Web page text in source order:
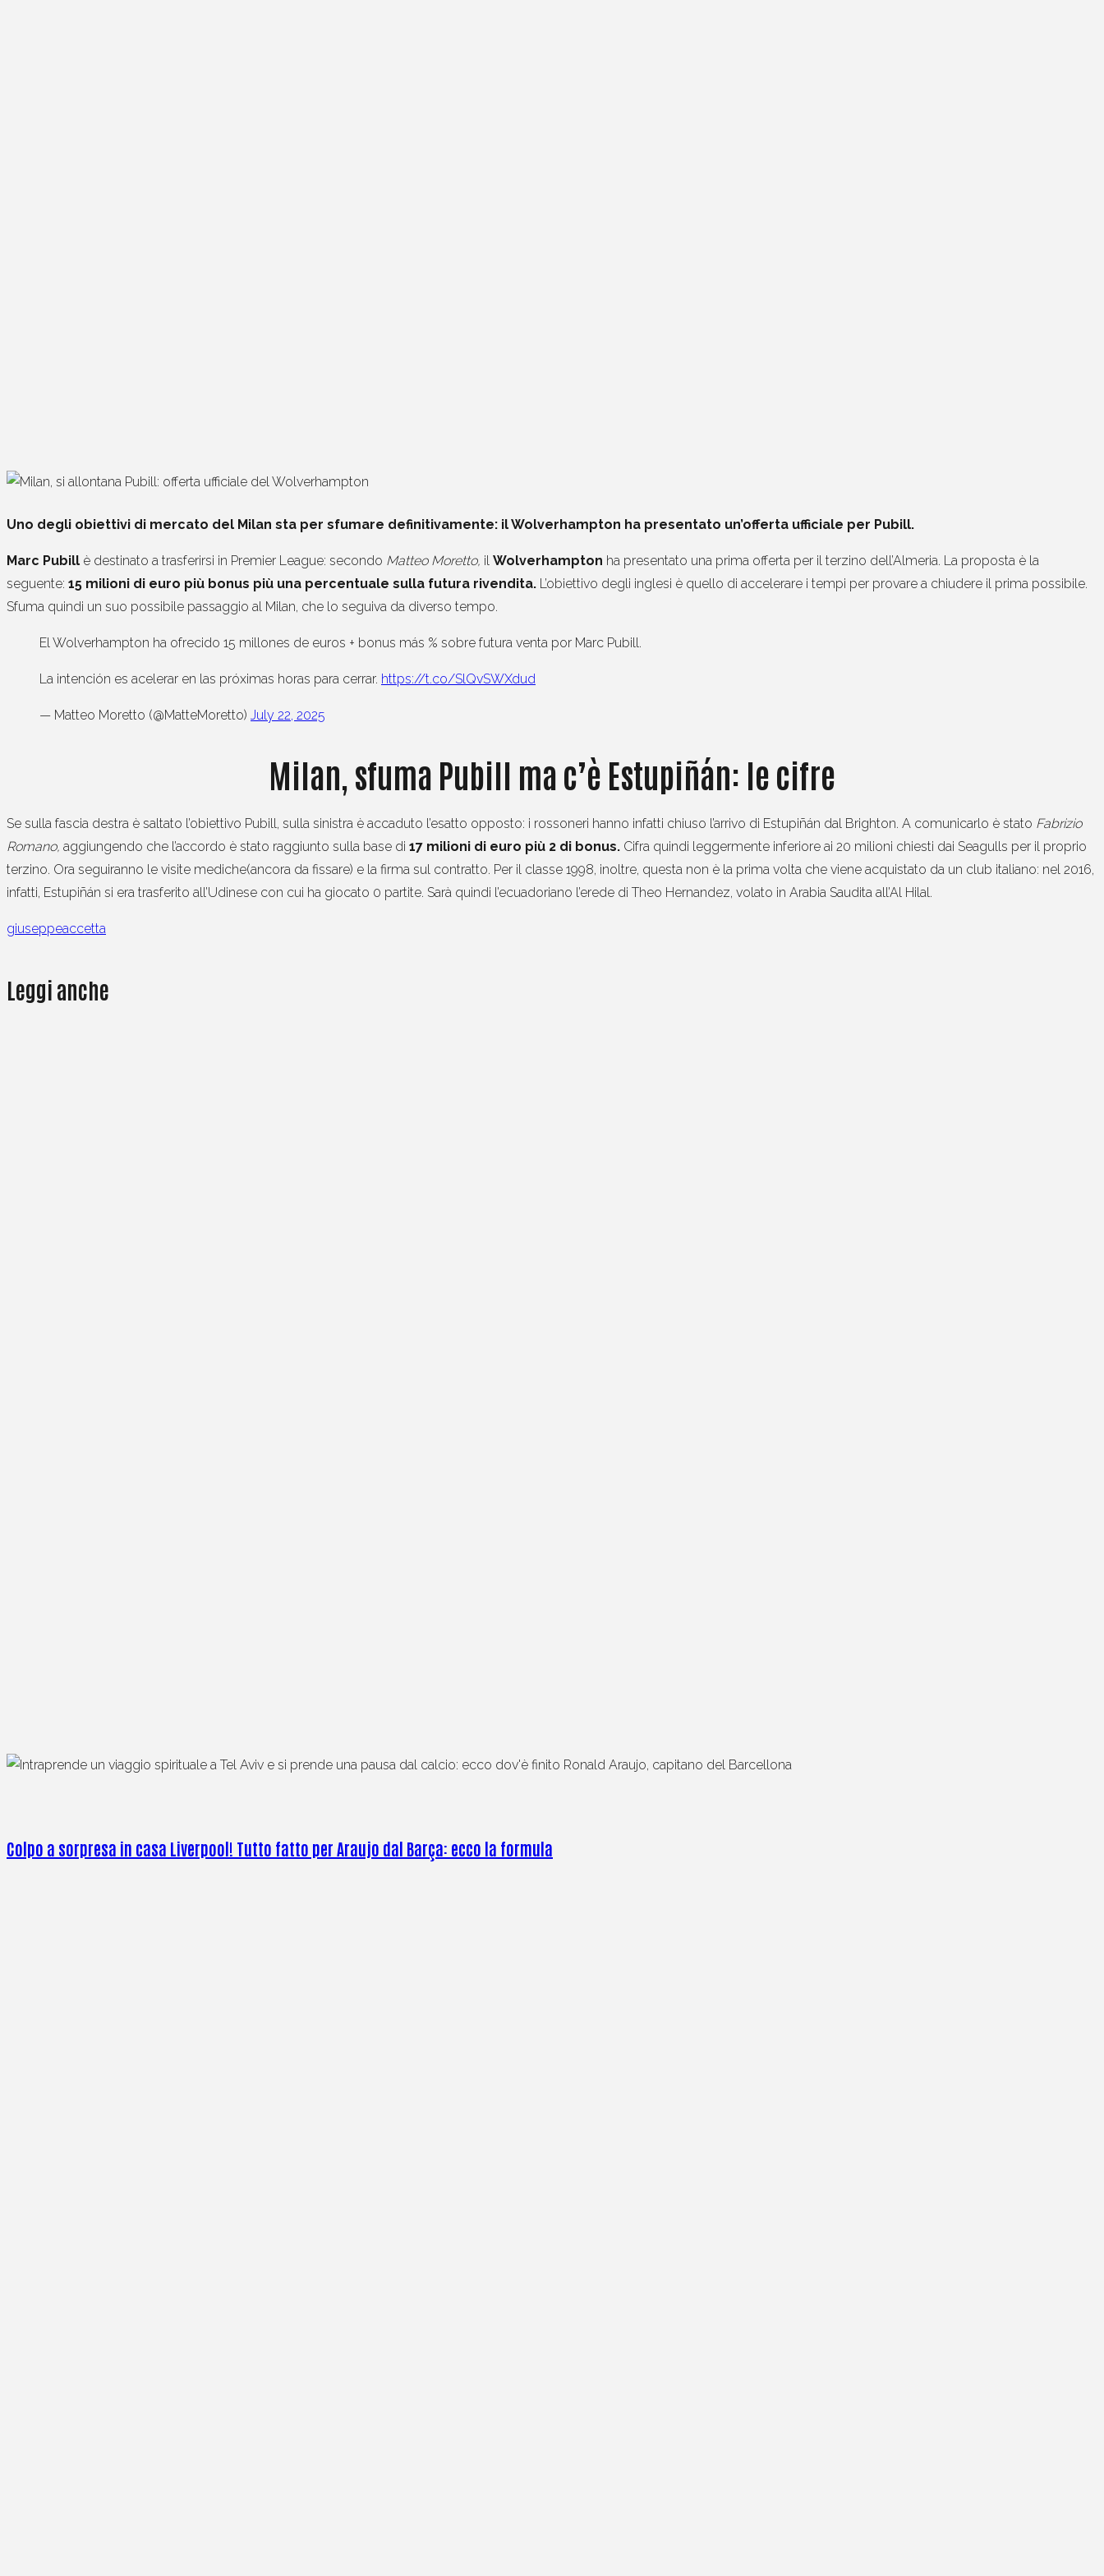
Uno degli obiettivi di mercato del Milan sta per sfumare definitivamente: il Wolverhampton ha presentato un’offerta ufficiale per Pubill.
Marc Pubill è destinato a trasferirsi in Premier League: secondo Matteo Moretto, il Wolverhampton ha presentato una prima offerta per il terzino dell’Almeria. La proposta è la
seguente: 15 milioni di euro più bonus più una percentuale sulla futura rivendita. L’obiettivo degli inglesi è quello di accelerare i tempi per provare a chiudere il prima possibile.
Sfuma quindi un suo possibile passaggio al Milan, che lo seguiva da diverso tempo.
El Wolverhampton ha ofrecido 15 millones de euros + bonus más % sobre futura venta por Marc Pubill.
La intención es acelerar en las próximas horas para cerrar. https://t.co/SlQvSWXdud
— Matteo Moretto (@MatteMoretto) July 22, 2025
Milan, sfuma Pubill ma c’è Estupiñán: le cifre
Se sulla fascia destra è saltato l’obiettivo Pubill, sulla sinistra è accaduto l’esatto opposto: i rossoneri hanno infatti chiuso l’arrivo di Estupiñán dal Brighton. A comunicarlo è stato Fabrizio
Romano, aggiungendo che l’accordo è stato raggiunto sulla base di 17 milioni di euro più 2 di bonus. Cifra quindi leggermente inferiore ai 20 milioni chiesti dai Seagulls per il proprio
terzino. Ora seguiranno le visite mediche(ancora da fissare) e la firma sul contratto. Per il classe 1998, inoltre, questa non è la prima volta che viene acquistato da un club italiano: nel 2016,
infatti, Estupiñán si era trasferito all’Udinese con cui ha giocato 0 partite. Sarà quindi l’ecuadoriano l’erede di Theo Hernandez, volato in Arabia Saudita all’Al Hilal.
giuseppeaccetta
Leggi anche
Colpo a sorpresa in casa Liverpool! Tutto fatto per Araujo dal Barça: ecco la formula